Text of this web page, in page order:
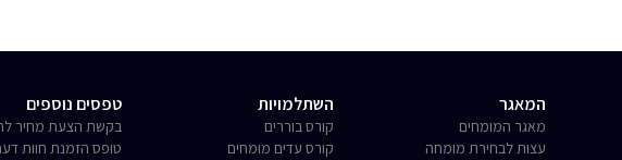
המאגר
מאגר המומחים
עצות לבחירת מומחה
השתלמויות
קורס בוררים
קורס עדים מומחים
טפסים נוספים
בקשת הצעת מחיר
טופס הזמנת חוות